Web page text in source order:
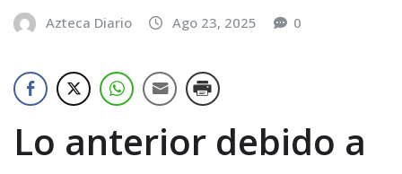
Azteca Diario Ago 23, 2025 0
Lo anterior debido a